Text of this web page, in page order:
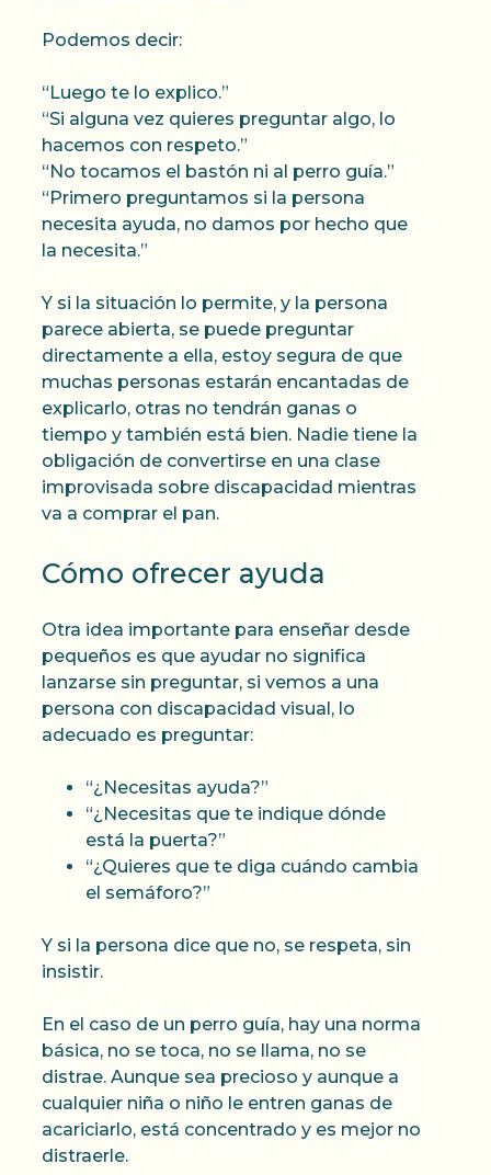
Podemos decir:
“Luego te lo explico.”
“Si alguna vez quieres preguntar algo, lo
hacemos con respeto.”
“No tocamos el bastón ni al perro guía.”
“Primero preguntamos si la persona
necesita ayuda, no damos por hecho que
la necesita.”
Y si la situación lo permite, y la persona
parece abierta, se puede preguntar
directamente a ella, estoy segura de que
muchas personas estarán encantadas de
explicarlo, otras no tendrán ganas o
tiempo y también está bien. Nadie tiene la
obligación de convertirse en una clase
improvisada sobre discapacidad mientras
va a comprar el pan.
Cómo ofrecer ayuda
Otra idea importante para enseñar desde
pequeños es que ayudar no significa
lanzarse sin preguntar, si vemos a una
persona con discapacidad visual, lo
adecuado es preguntar:
“¿Necesitas ayuda?”
“¿Necesitas que te indique dónde
está la puerta?”
“¿Quieres que te diga cuándo cambia
el semáforo?”
Y si la persona dice que no, se respeta, sin
insistir.
En el caso de un perro guía, hay una norma
básica, no se toca, no se llama, no se
distrae. Aunque sea precioso y aunque a
cualquier niña o niño le entren ganas de
acariciarlo, está concentrado y es mejor no
distraerle.